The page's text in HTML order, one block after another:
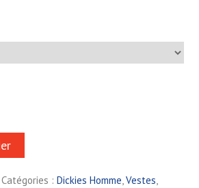
Catégories : Dickies Homme,Vestes,